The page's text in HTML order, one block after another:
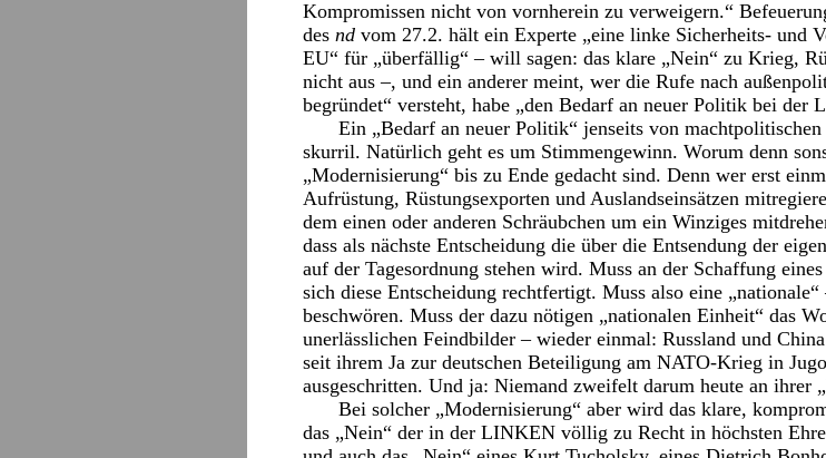
Kompromissen nicht von vornherein zu verweigern.“
des nd vom 27.2. hält ein Experte „eine linke Sicherheits- und
EU“ für „überfällig“ – will sagen: das klare „Nein“ zu Krieg,
nicht aus –, und ein anderer meint, wer die Rufe nach
begründet“ versteht, habe „den Bedarf an neuer Politik bei der
Ein „Bedarf an neuer Politik“ jenseits von
skurril. Natürlich geht es um Stimmengewinn. Worum denn
„Modernisierung“ bis zu Ende gedacht sind. Denn wer erst
Aufrüstung, Rüstungsexporten und Auslandseinsätzen
dem einen oder anderen Schräubchen um ein Winziges
dass als nächste Entscheidung die über die Entsendung der
auf der Tagesordnung stehen wird. Muss an der Schaffung
sich diese Entscheidung rechtfertigt. Muss also eine
beschwören. Muss der dazu nötigen „nationalen Einheit“ das
unerlässlichen Feindbilder – wieder einmal: Russland und
seit ihrem Ja zur deutschen Beteiligung am NATO-Krieg in
ausgeschritten. Und ja: Niemand zweifelt darum heute an ihrer
Bei solcher „Modernisierung“ aber wird das klare,
das „Nein“ der in der LINKEN völlig zu Recht in höchsten